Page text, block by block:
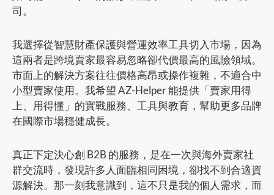
司。
我選擇從智慧財產保護與營運效率工具切入市場，因為
這兩者是跨境賣家最容易忽略卻代價最高的風險領域。
市面上的解決方案往往價格高昂或操作複雜，不適合中
小型賣家使用。我希望 AZ-Helper 能提供「賣家用得
上、用得懂」的實戰服務、工具與教育，幫助更多品牌
在國際市場穩健成長。
真正下定決心創 B2B 的服務，是在一次與海外賣家社
群交流時，發現許多人面臨相同困境，卻找不到合適資
源解決。那一刻我意識到，這不只是我的個人需求，而